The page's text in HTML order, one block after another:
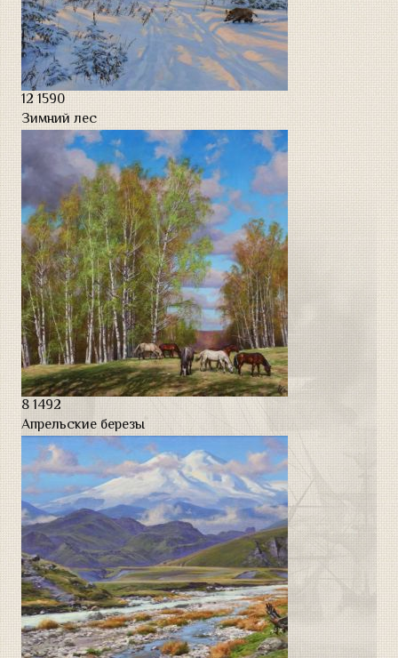
12 1590
Зимний лес
81492
Апрельские березы